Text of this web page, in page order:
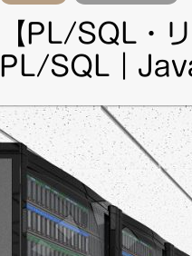
【PL/SQL・
PL/SQL｜